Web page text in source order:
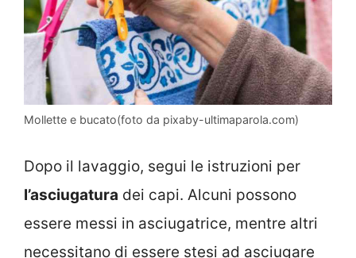
Mollette e bucato(foto da pixaby-ultimaparola.com)
Dopo il lavaggio, segui le istruzioni per
l’asciugatura dei capi. Alcuni possono
essere messi in asciugatrice, mentre altri
necessitano di essere stesi ad asciugare